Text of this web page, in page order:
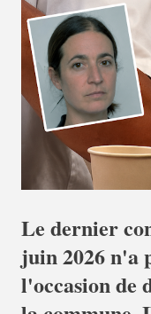
Le dernier
juin 2026 n'a
l'occasion de